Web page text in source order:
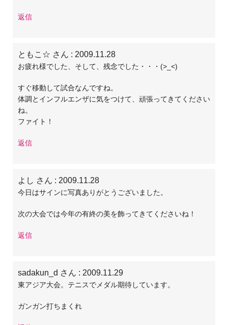
返信
ともこ☆ さん : 2009.11.28
お疲れ様でした、そして、残念でした・・・(>_<)
すぐ移動して試合なんですね。
体調とインフルエンザに気をつけて、頑張ってきてください
ね。
ファイト！
返信
よし さん : 2009.11.28
今日はサインに写真ありがとうございました。
次の大会では今年の有終の美を飾ってきてくださいね！
返信
sadakun_d さん : 2009.11.29
東アジア大会。テニスでメダル期待しています。
ガンガン打ちまくれ